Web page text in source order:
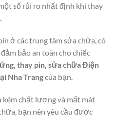
số rủi ro nhất định khi thay
ở các trung tâm sửa chữa, có
bảo an toàn cho chiếc
thay pin, sửa chữa Điện
Nha Trangcủa bạn.
chất lượng và mất mát
bạn nên yêu cầu được